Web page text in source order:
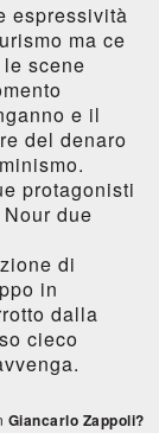
espressività
ma ce
scene
e il
del denaro
protagonisti
due
di
in
dalla
cieco
Giancarlo Zappoli?